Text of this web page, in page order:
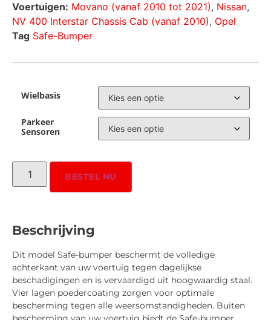
Voertuigen: Movano (vanaf 2010 tot 2021), Nissan,
NV 400 Interstar Chassis Cab (vanaf 2010), Opel
Tag Safe-Bumper
Wielbasis
Parkeer
Sensoren
BESTEL NU
Beschrijving
Dit model Safe-bumper beschermt de volledige
achterkant van uw voertuig tegen dagelijkse
beschadigingen en is vervaardigd uit hoogwaardig staal.
Vier lagen poedercoating zorgen voor optimale
bescherming tegen alle weersomstandigheden. Buiten